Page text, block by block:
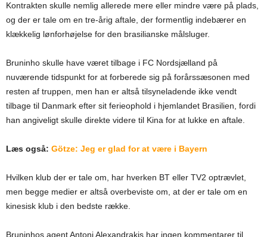
Kontrakten skulle nemlig allerede mere eller mindre være på plads,
og der er tale om en tre-årig aftale, der formentlig indebærer en
klækkelig lønforhøjelse for den brasilianske målsluger.
Bruninho skulle have været tilbage i FC Nordsjælland på
nuværende tidspunkt for at forberede sig på forårssæsonen med
resten af truppen, men han er altså tilsyneladende ikke vendt
tilbage til Danmark efter sit ferieophold i hjemlandet Brasilien, fordi
han angiveligt skulle direkte videre til Kina for at lukke en aftale.
Læs også: Götze: Jeg er glad for at være i Bayern
Hvilken klub der er tale om, har hverken BT eller TV2 optrævlet,
men begge medier er altså overbeviste om, at der er tale om en
kinesisk klub i den bedste række.
Bruninhos agent Antoni Alexandrakis har ingen kommentarer til